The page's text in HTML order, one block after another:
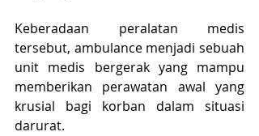
Keberadaan peralatan medis
tersebut, ambulance menjadi sebuah
unit medis bergerak yang mampu
memberikan perawatan awal yang
krusial bagi korban dalam situasi
darurat.